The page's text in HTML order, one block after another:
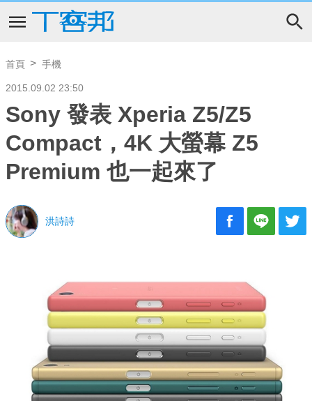
首頁 手機
2015.09.02 23:50
Sony 發表 Xperia Z5/Z5
Compact，4K 大螢幕 Z5
Premium 也一起來了
洪詩詩